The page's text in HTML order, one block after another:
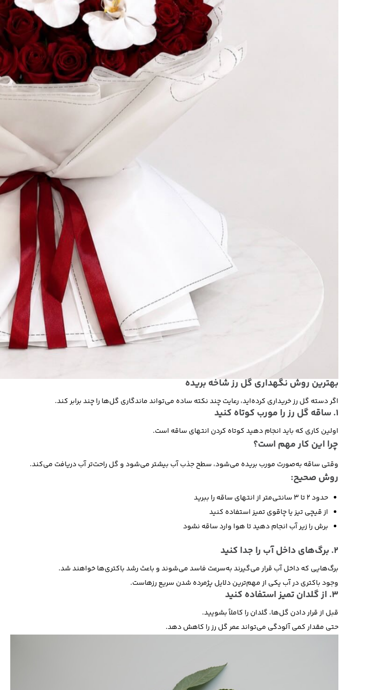
بهترین روش نگهداری گل رز شاخه بریده
اگر دسته گل رز خریداری کرده‌اید، رعایت چند نکته ساده می‌تواند ماندگاری گل‌ها را چند برابر کند.
1. ساقه گل رز را مورب کوتاه کنید
اولین کاری که باید انجام دهید کوتاه کردن انتهای ساقه است.
چرا این کار مهم است؟
وقتی ساقه به‌صورت مورب بریده می‌شود، سطح جذب آب بیشتر می‌شود و گل راحت‌تر آب دریافت می‌کند.
روش صحیح:
حدود ۲ تا ۳ سانتی‌متر از انتهای ساقه را ببرید
از قیچی تیز یا چاقوی تمیز استفاده کنید
برش را زیر آب انجام دهید تا هوا وارد ساقه نشود
2. برگ‌های داخل آب را جدا کنید
برگ‌هایی که داخل آب قرار می‌گیرند به‌سرعت فاسد می‌شوند و باعث رشد باکتری‌ها خواهند شد.
وجود باکتری در آب یکی از مهم‌ترین دلایل پژمرده شدن سریع رزهاست.
3. از گلدان تمیز استفاده کنید
قبل از قرار دادن گل‌ها، گلدان را کاملاً بشویید.
حتی مقدار کمی آلودگی می‌تواند عمر گل رز را کاهش دهد.